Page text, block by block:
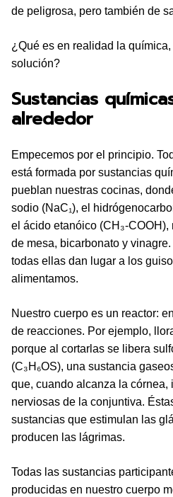
de peligrosa, pero también de
¿Qué es en realidad la
solución?
Sustancias
alrededor
Empecemos por el principio.
está formada por sustancias
pueblan nuestras cocinas,
sodio (NaC₁), el
el ácido etanóico (CH₃-COOH),
de mesa, bicarbonato y
todas ellas dan lugar a los
alimentamos.
Nuestro cuerpo es un reactor:
de reacciones. Por ejemplo,
porque al cortarlas se libera
(C₃H₆OS), una sustancia
que, cuando alcanza la córnea,
nerviosas de la conjuntiva.
sustancias que estimulan las
producen las lágrimas.
Todas las sustancias
producidas en nuestro cuerpo